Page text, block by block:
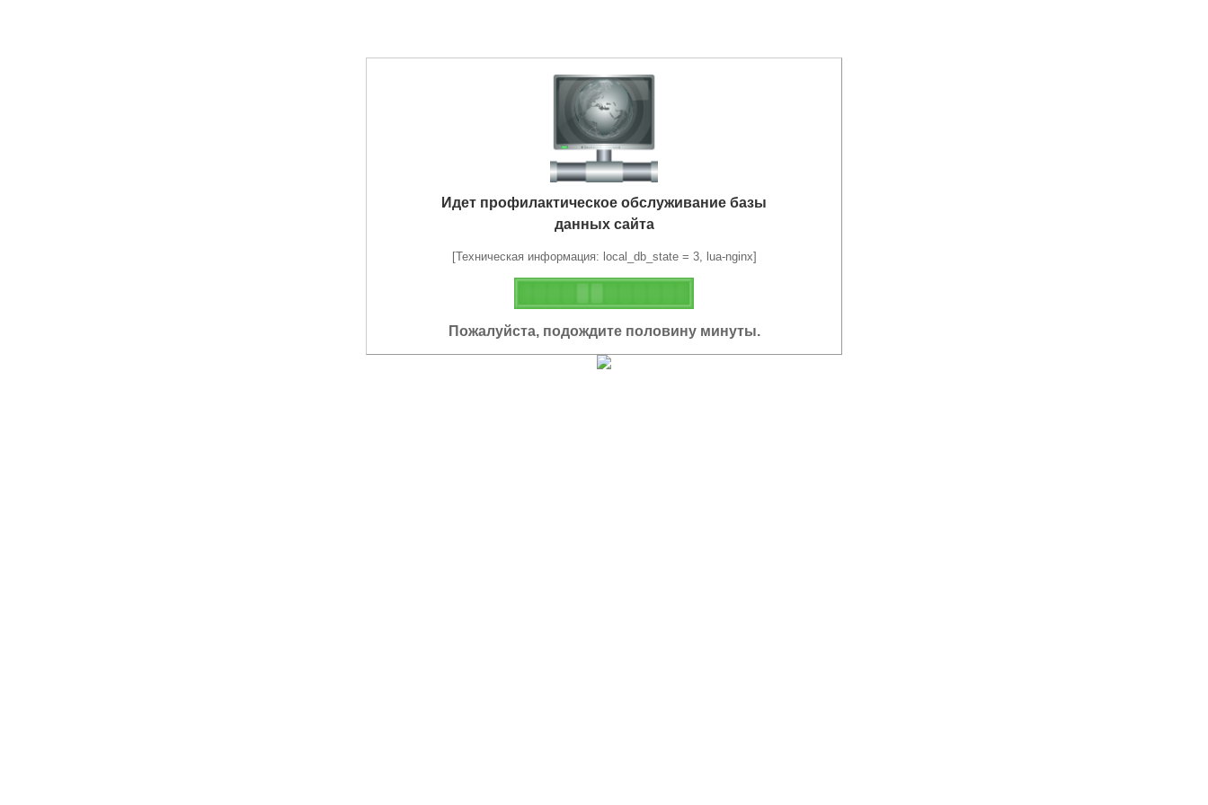
Идет профилактическое обслуживание базы
данных сайта
[Техническая информация: local_db_state = 3, lua-nginx]
Пожалуйста, подождите половину минуты.